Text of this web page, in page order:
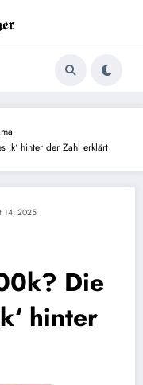
‚k‘ hinter der Zahl erklärt
14, 2025
Die
hinter